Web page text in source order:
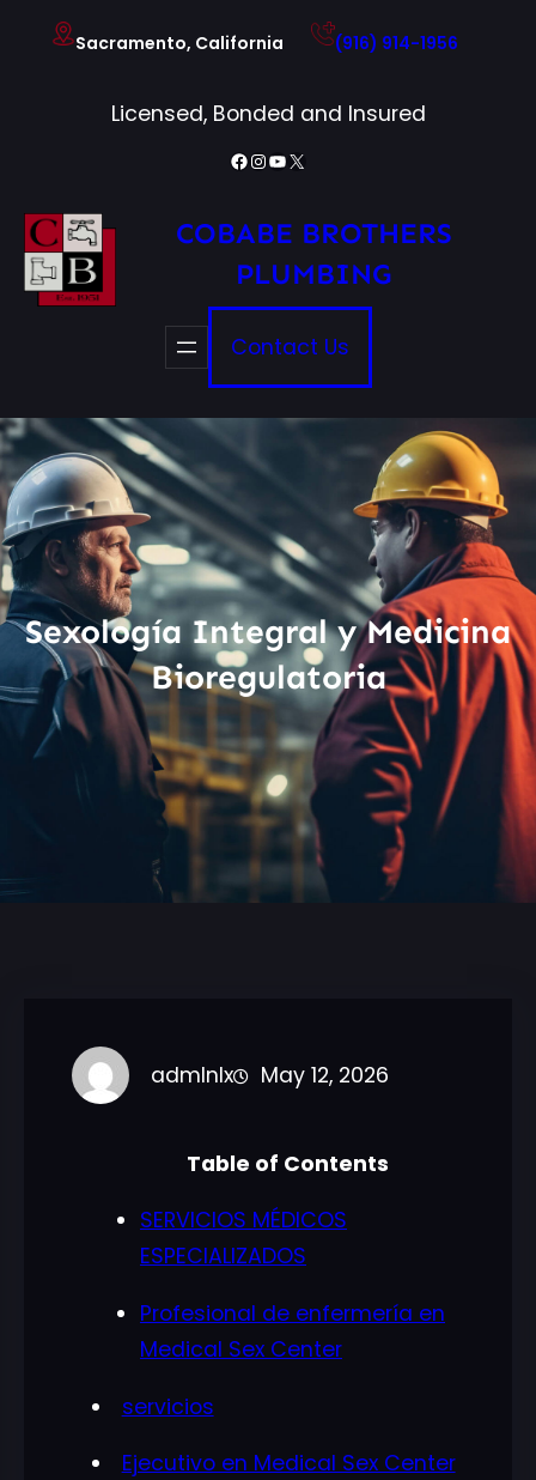
Sacramento, California (916) 914-1956
Licensed, Bonded and Insured
Facebook
Instagram
YouTube
X
COBABE BROTHERS
PLUMBING
Contact Us
Sexología Integral y Medicina
Bioregulatoria
admlnlx May 12, 2026
Table of Contents
SERVICIOS MÉDICOS
ESPECIALIZADOS
Profesional de enfermería en
Medical Sex Center
servicios
Ejecutivo en Medical Sex Center